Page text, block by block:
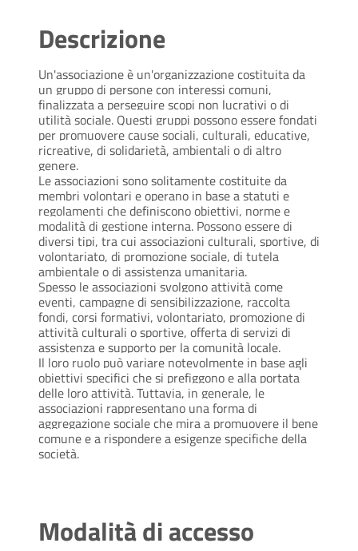
Descrizione
Un'associazione è un'organizzazione costituita da
un gruppo di persone con interessi comuni,
finalizzata a perseguire scopi non lucrativi o di
utilità sociale. Questi gruppi possono essere fondati
per promuovere cause sociali, culturali, educative,
ricreative, di solidarietà, ambientali o di altro
genere.
Le associazioni sono solitamente costituite da
membri volontari e operano in base a statuti e
regolamenti che definiscono obiettivi, norme e
modalità di gestione interna. Possono essere di
diversi tipi, tra cui associazioni culturali, sportive, di
volontariato, di promozione sociale, di tutela
ambientale o di assistenza umanitaria.
Spesso le associazioni svolgono attività come
eventi, campagne di sensibilizzazione, raccolta
fondi, corsi formativi, volontariato, promozione di
attività culturali o sportive, offerta di servizi di
assistenza e supporto per la comunità locale.
Il loro ruolo può variare notevolmente in base agli
obiettivi specifici che si prefiggono e alla portata
delle loro attività. Tuttavia, in generale, le
associazioni rappresentano una forma di
aggregazione sociale che mira a promuovere il bene
comune e a rispondere a esigenze specifiche della
società.
Modalità di accesso